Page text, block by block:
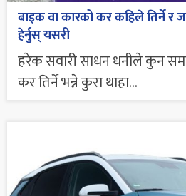
बाइक वा कारको कर कहिले तिर्ने र
हेर्नुस् यसरी
हरेक सवारी साधन धनीले कुन
कर तिर्ने भन्ने कुरा थाहा...